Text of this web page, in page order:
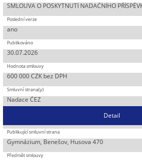
SMLOUVA O POSKYTNUTÍ NADAČNÍHO
ano
30.07.2026
600 000 CZK bez DPH
Nadace ČEZ
Detail
Gymnázium, Benešov, Husova 470